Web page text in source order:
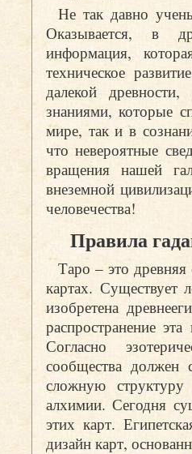
Не так давно
Оказывается, в
информация,
техническое
далекой
знаниями, которые
мире, так и в
что невероятные
вращения нашей
внеземной
человечества!
Правила
Таро – это
картах. Существует
изобретена
распространение
Согласно
сообщества
сложную
алхимии. Сегодня
этих карт.
дизайн карт,